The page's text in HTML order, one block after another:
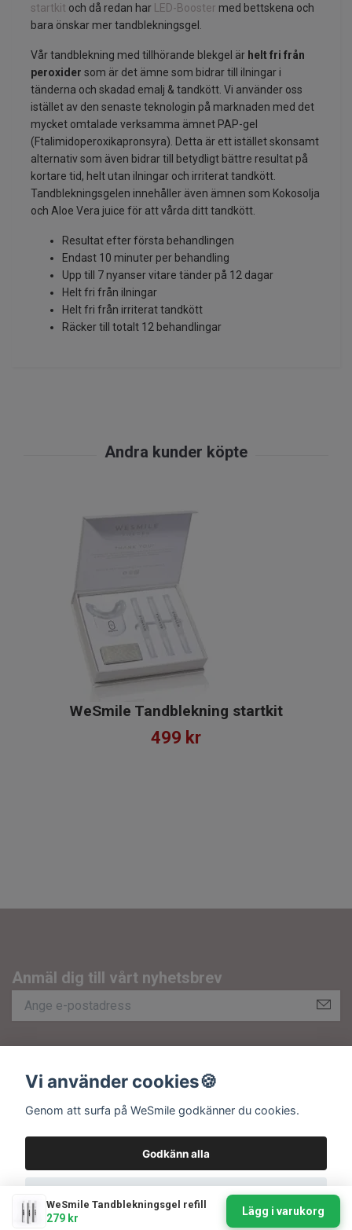
startkit och då redan har LED-Booster med bettskena och
bara önskar mer tandblekningsgel.
Vår tandblekning med tillhörande blekgel är helt fri från
peroxider som är det ämne som bidrar till ilningar i
tänderna och skadad emalj & tandkött. Vi använder oss
istället av den senaste teknologin på marknaden med det
mycket omtalade verksamma ämnet PAP-gel
(Ftalimidoperoxikapronsyra). Detta är ett istället skonsamt
alternativ som även bidrar till betydligt bättre resultat på
kortare tid, helt utan ilningar och irriterat tandkött.
Tandblekningsgelen innehåller även ämnen som Kokosolja
och Aloe Vera juice för att vårda ditt tandkött.
Resultat efter första behandlingen
Endast 10 minuter per behandling
Upp till 7 nyanser vitare tänder på 12 dagar
Helt fri från ilningar
Helt fri från irriterat tandkött
Räcker till totalt 12 behandlingar
WeSmile Tandblekningsgel refill
279 kr
Lägg i varukorg
WeSmile Tandblekning startkit
499 kr
Anmäl dig till vårt nyhetsbrev
Kundtjänst
Sociala medier
© 2026 WeSmile.se - Org.nr: 556483-6673
Vi använder cookies🍪
Genom att surfa på WeSmile godkänner du cookies.
Godkänn alla